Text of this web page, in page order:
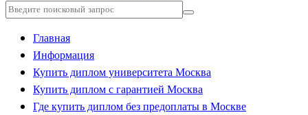
Главная
Информация
Купить диплом университета Москва
Купить диплом с гарантией Москва
Где купить диплом без предоплаты в Москве